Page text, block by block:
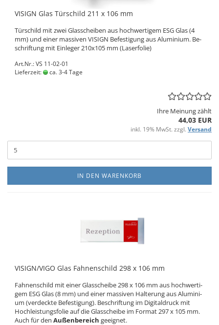
VI­SIGN Glas Tür­schild 211 x 106 mm
Tür­schild mit zwei Glas­schei­ben aus hoch­wer­ti­gem ESG Glas (4
mm) und einer mas­si­ven VI­SIGN Be­fes­ti­gung aus Alu­mi­ni­um. Be­
schrif­tung mit Ein­le­ger 210x105 mm (La­ser­fo­lie)
Art.Nr.: VS 11-02-01
Lieferzeit:
ca. 3-4 Tage
Ihre Meinung zählt
44,03 EUR
inkl. 19% MwSt. zzgl. Versand
IN DEN WARENKORB
VI­SIGN/VIGO Glas Fah­nen­schild 298 x 106 mm
Fah­nen­schild mit einer Glas­schei­be 298 x 106 mm aus hoch­wer­ti­
gem ESG Glas (8 mm) und einer mas­si­ven Hal­te­rung aus Alu­mi­ni­
um (ver­deck­te Be­fes­ti­gung). Be­schrif­tung im Di­gi­tal­druck mit
Hoch­leis­tungs­fo­lie auf die Glas­schei­be im For­mat 297 x 105 mm.
Auch für den Au­ßen­be­reich ge­eig­net.